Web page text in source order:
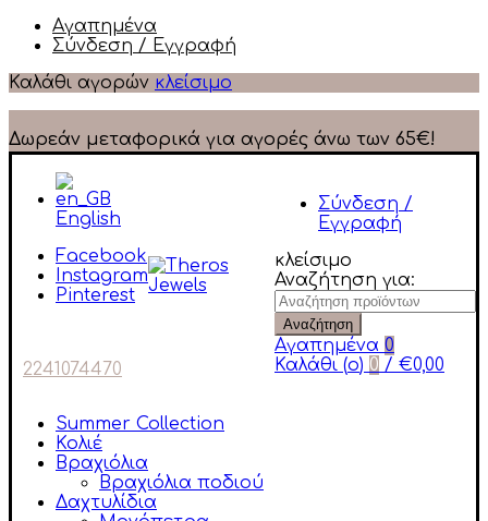
Αγαπημένα
Σύνδεση / Εγγραφή
Καλάθι αγορών κλείσιμο
Δωρεάν μεταφορικά για αγορές άνω των 65€!
English
Facebook
Instagram
Pinterest
2241074470
Σύνδεση /
Εγγραφή
κλείσιμο
Αναζήτηση για:
Αναζήτηση
Αγαπημένα 0
Καλάθι (o) 0 / €0,00
Summer Collection
Κολιέ
Βραχιόλια
Βραχιόλια ποδιού
Δαχτυλίδια